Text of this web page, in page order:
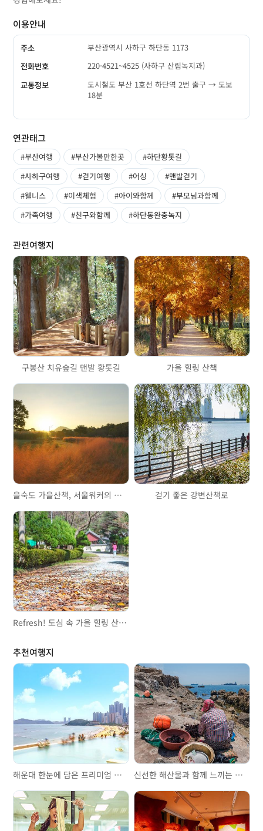
이용안내
주소
부산광역시 사하구 하단동 1173
전화번호
220-4521~4525 (사하구 산림녹지과)
교통정보
도시철도 부산 1호선 하단역 2번 출구 → 도보
18분
연관태그
#부산여행 #부산가볼만한곳
#하단황톳길
#사하구여행
#걷기여행 #어싱
#맨발걷기
#웰니스
#이색체험 #아이와함께
#부모님과함께
#가족여행
#친구와함께 #하단동완충녹지
관련여행지
구봉산 치유숲길 맨발 황톳길 가을 힐링 산책
을숙도 가을산책, 서울워커의 부산여행 걷기 좋은 강변산책로
Refresh! 도심 속 가을 힐링 산책로
추천여행지
해운대 한눈에 담은 프리미엄 스파&워터파크 클럽디오아시스 신선한 해산물과 함께 느끼는 영도의 정취, 영도해녀촌